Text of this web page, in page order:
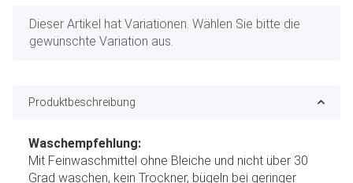
x
Dieser Artikel hat Variationen. Wählen Sie bitte die
gewünschte Variation aus.
Produktbeschreibung
Waschempfehlung:
Mit Feinwaschmittel ohne Bleiche und nicht über 30
Grad waschen, kein Trockner, bügeln bei geringer